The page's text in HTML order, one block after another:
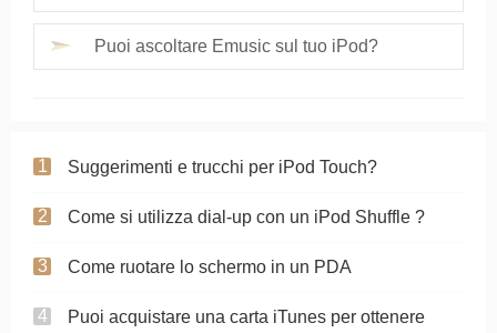
Puoi ascoltare Emusic sul tuo iPod?
Suggerimenti e trucchi per iPod Touch?
Come si utilizza dial-up con un iPod Shuffle ?
Come ruotare lo schermo in un PDA
Puoi acquistare una carta iTunes per ottenere